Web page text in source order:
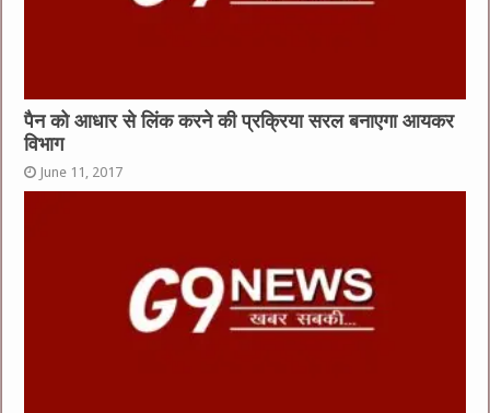
पैन को आधार से लिंक करने की प्रक्रिया सरल बनाएगा आयकर
विभाग
June 11, 2017